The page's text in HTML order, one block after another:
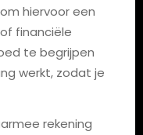
hiervoor een
financiële
te begrijpen
werkt, zodat je
rekening